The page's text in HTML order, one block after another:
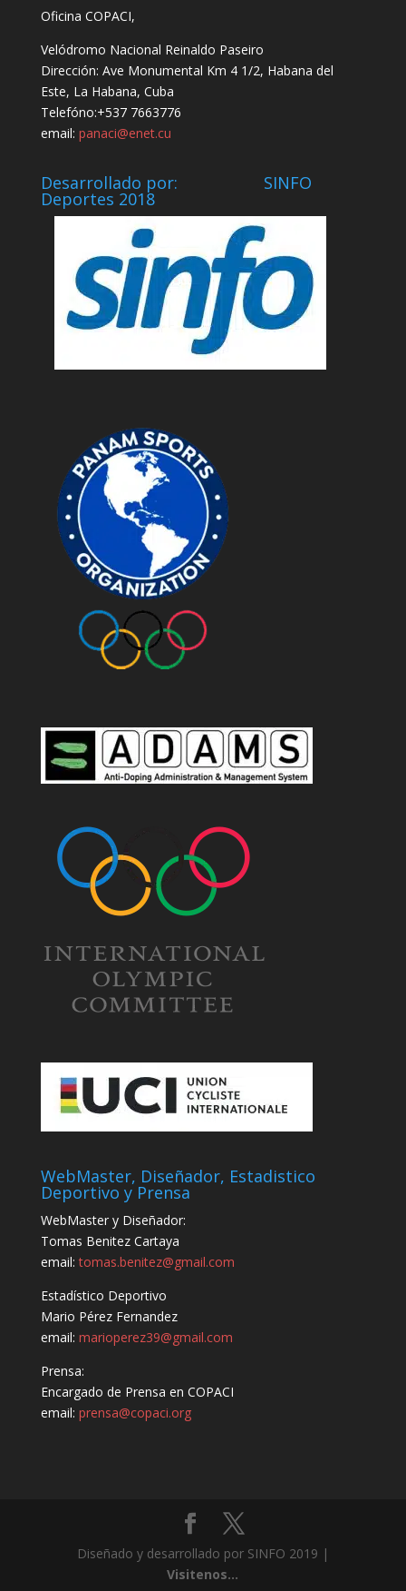
Oficina COPACI,
Velódromo Nacional Reinaldo Paseiro
Dirección: Ave Monumental Km 4 1/2, Habana del
Este, La Habana, Cuba
Telefóno:+537 7663776
email: panaci@enet.cu
Desarrollado por: SINFO
Deportes 2018
WebMaster, Diseñador, Estadistico
Deportivo y Prensa
WebMaster y Diseñador:
Tomas Benitez Cartaya
email:tomas.benitez@gmail.com
Estadístico Deportivo
Mario Pérez Fernandez
email: marioperez39@gmail.com
Prensa:
Encargado de Prensa en COPACI
email: prensa@copaci.org
Diseñado y desarrollado por SINFO 2019 |
Visitenos...